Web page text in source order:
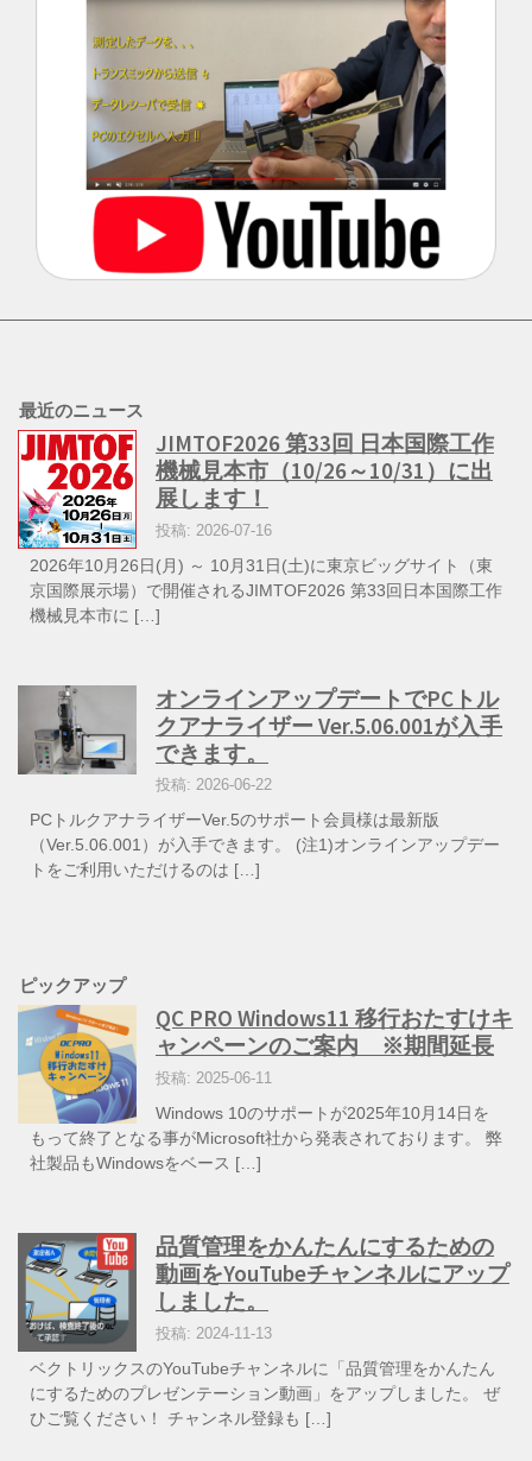
最近のニュース
JIMTOF2026 第33回 日本国際工作
機械見本市（10/26～10/31）に出
展します！
投稿: 2026-07-16
2026年10月26日(月) ～ 10月31日(土)に東京ビッグサイト（東
京国際展示場）で開催されるJIMTOF2026 第33回日本国際工作
機械見本市に […]
オンラインアップデートでPCトル
クアナライザー Ver.5.06.001が入手
できます。
投稿: 2026-06-22
PCトルクアナライザーVer.5のサポート会員様は最新版
（Ver.5.06.001）が入手できます。 (注1)オンラインアップデー
トをご利用いただけるのは […]
ピックアップ
QC PRO Windows11 移行おたすけキ
ャンペーンのご案内 ※期間延長
投稿: 2025-06-11
Windows 10のサポートが2025年10月14日を
もって終了となる事がMicrosoft社から発表されております。 弊
社製品もWindowsをベース […]
品質管理をかんたんにするための
動画をYouTubeチャンネルにアップ
しました。
投稿: 2024-11-13
ベクトリックスのYouTubeチャンネルに「品質管理をかんたん
にするためのプレゼンテーション動画」をアップしました。 ぜ
ひご覧ください！ チャンネル登録も […]